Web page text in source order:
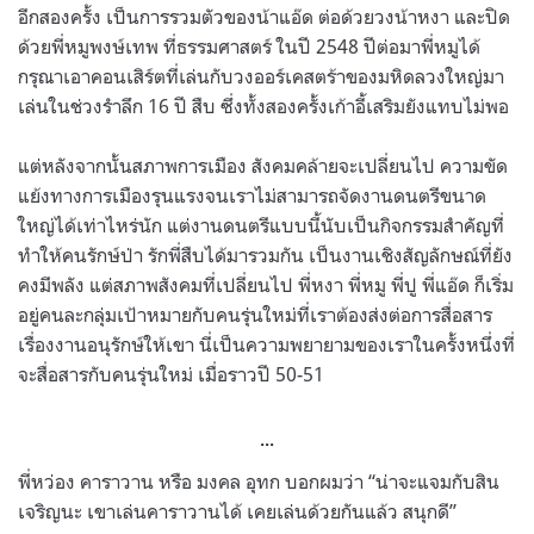
อีกสองครั้ง เป็นการรวมตัวของน้าแอ๊ด ต่อด้วยวงน้าหงา และปิด
ด้วยพี่หมูพงษ์เทพ ที่ธรรมศาสตร์ ในปี 2548 ปีต่อมาพี่หมูได้
กรุณาเอาคอนเสิร์ตที่เล่นกับวงออร์เคสตร้าของมหิดลวงใหญ่มา
เล่นในช่วงรำลึก 16 ปี สืบ ซึ่งทั้งสองครั้งเก้าอี้เสริมยังแทบไม่พอ
แต่หลังจากนั้นสภาพการเมือง สังคมคล้ายจะเปลี่ยนไป ความขัด
แย้งทางการเมืองรุนแรงจนเราไม่สามารถจัดงานดนตรีขนาด
ใหญ่ได้เท่าไหร่นัก แต่งานดนตรีแบบนี้นับเป็นกิจกรรมสำคัญที่
ทำให้คนรักษ์ป่า รักพี่สืบได้มารวมกัน เป็นงานเชิงสัญลักษณ์ที่ยัง
คงมีพลัง แต่สภาพสังคมที่เปลี่ยนไป พี่หงา พี่หมู พี่ปู พี่แอ๊ด ก็เริ่ม
อยู่คนละกลุ่มเป้าหมายกับคนรุ่นใหม่ที่เราต้องส่งต่อการสื่อสาร
เรื่องงานอนุรักษ์ให้เขา นี่เป็นความพยายามของเราในครั้งหนึ่งที่
จะสื่อสารกับคนรุ่นใหม่ เมื่อราวปี 50-51
…
พี่หว่อง คาราวาน หรือ มงคล อุทก บอกผมว่า “น่าจะแจมกับสิน
เจริญนะ เขาเล่นคาราวานได้ เคยเล่นด้วยกันแล้ว สนุกดี”